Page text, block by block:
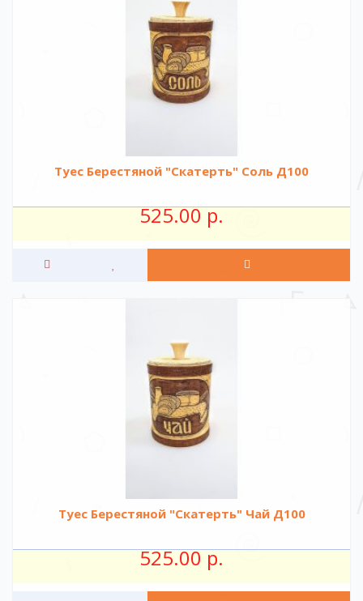
Туес Берестяной "Скатерть" Соль Д100
525.00 р.
Туес Берестяной "Скатерть" Чай Д100
525.00 р.